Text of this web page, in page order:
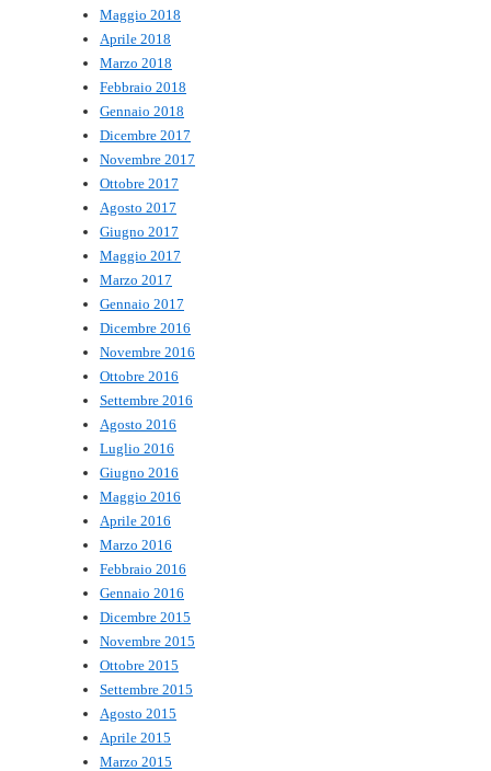
Maggio 2018
Aprile 2018
Marzo 2018
Febbraio 2018
Gennaio 2018
Dicembre 2017
Novembre 2017
Ottobre 2017
Agosto 2017
Giugno 2017
Maggio 2017
Marzo 2017
Gennaio 2017
Dicembre 2016
Novembre 2016
Ottobre 2016
Settembre 2016
Agosto 2016
Luglio 2016
Giugno 2016
Maggio 2016
Aprile 2016
Marzo 2016
Febbraio 2016
Gennaio 2016
Dicembre 2015
Novembre 2015
Ottobre 2015
Settembre 2015
Agosto 2015
Aprile 2015
Marzo 2015